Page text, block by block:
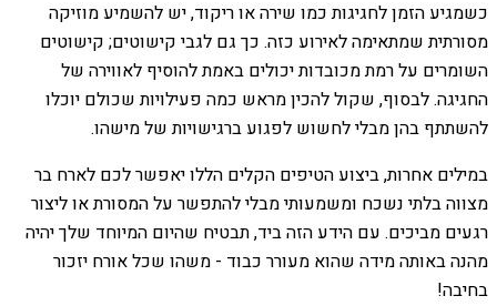
כשמגיע הזמן לחגיגות כמו שירה או ריקוד, יש להשמיע מוזיקה
מסורתית שמתאימה לאירוע כזה. כך גם לגבי קישוטים; קישוטים
השומרים על רמת מכובדות יכולים באמת להוסיף לאווירה של
החגיגה. לבסוף, שקול להכין מראש כמה פעילויות שכולם יוכלו
להשתתף בהן מבלי לחשוש לפגוע ברגישויות של מישהו.
במילים אחרות, ביצוע הטיפים הקלים הללו יאפשר לכם לארח בר
מצווה בלתי נשכח ומשמעותי מבלי להתפשר על המסורת או ליצור
רגעים מביכים. עם הידע הזה ביד, תבטיח שהיום המיוחד שלך יהיה
מהנה באותה מידה שהוא מעורר כבוד - משהו שכל אורח יזכור
בחיבה!